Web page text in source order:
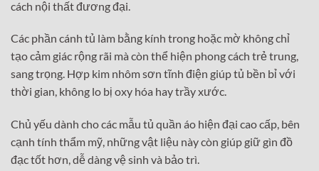
cách nội thất đương đại.
Các phần cánh tủ làm bằng kính trong hoặc mờ không chỉ
tạo cảm giác rộng rãi mà còn thể hiện phong cách trẻ trung,
sang trọng. Hợp kim nhôm sơn tĩnh điện giúp tủ bền bỉ với
thời gian, không lo bị oxy hóa hay trầy xước.
Chủ yếu dành cho các mẫu tủ quần áo hiện đại cao cấp, bên
cạnh tính thẩm mỹ, những vật liệu này còn giúp giữ gìn đồ
đạc tốt hơn, dễ dàng vệ sinh và bảo trì.